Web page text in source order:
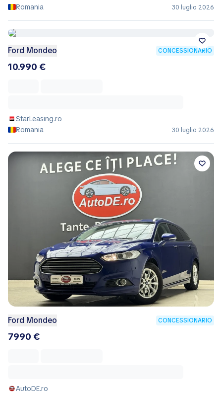
Romania
30 luglio 2026
Ford Mondeo CONCESSIONARIO
10.990 €
StarLeasing.ro
Romania
30 luglio 2026
Ford Mondeo CONCESSIONARIO
7990 €
AutoDE.ro